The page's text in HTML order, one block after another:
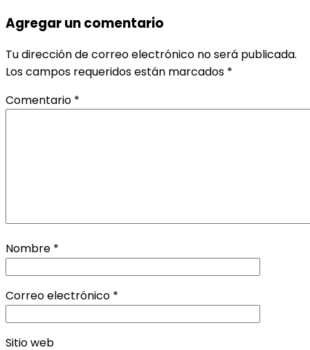
Agregar un comentario
Tu dirección de correo electrónico no será publicada.
Los campos requeridos están marcados *
Comentario *
Nombre *
Correo electrónico *
Sitio web